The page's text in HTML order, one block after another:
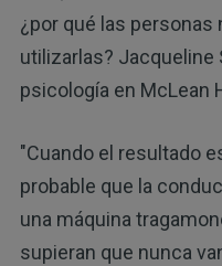
¿por qué las personas
utilizarlas? Jacqueline
psicología en McLean
"Cuando el resultado
probable que la
una máquina
supieran que nunca